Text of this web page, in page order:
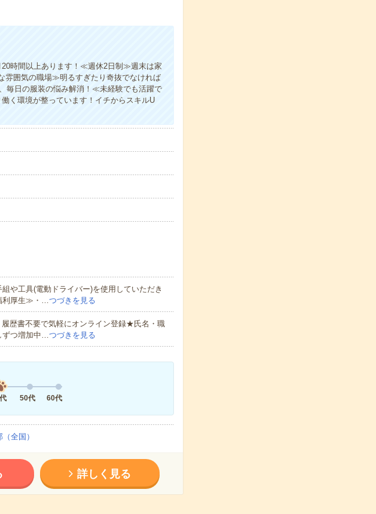
時間以上あります！≪週休2日制≫週末は家
雰囲気の職場≫明るすぎたり奇抜でなければ
毎日の服装の悩み解消！≪未経験でも活躍で
く環境が整っています！イチからスキルU
や工具(電動ドライバー)を使用していただき
利厚生≫・…つづきを見る
歴書不要で気軽にオンライン登録★氏名・職
ずつ増加中…つづきを見る
50代 60代
全国）
詳しく見る